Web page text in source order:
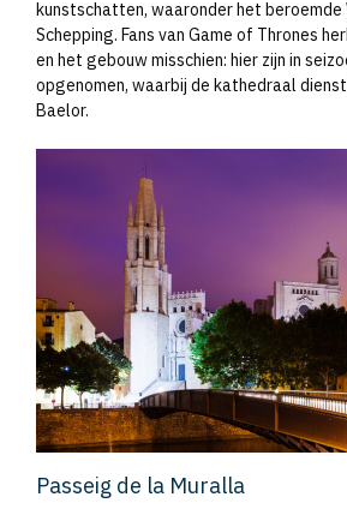
kunstschatten, waaronder het beroemde
Schepping. Fans van Game of Thrones
en het gebouw misschien: hier zijn in
opgenomen, waarbij de kathedraal
Baelor.
Passeig de la Muralla